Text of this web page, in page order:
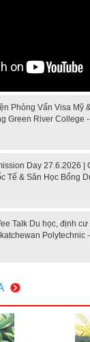
Phỏng Vấn Visa Mỹ
Green River College
Day 27.6.2026 |
Tế & Săn Học Bổng
Talk Du học, định
Polytechnic
du học Mỹ
20k/ năm